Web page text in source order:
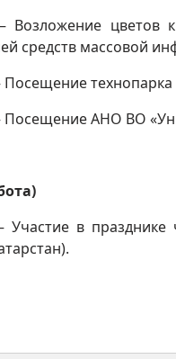
Возложение цветов
средств массовой
Посещение
Посещение АНО ВО
Участие в празднике